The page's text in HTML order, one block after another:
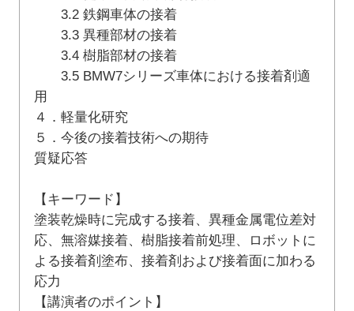
3.2 鉄鋼車体の接着
3.3 異種部材の接着
3.4 樹脂部材の接着
3.5 BMW7シリーズ車体における接着剤適
用
４．軽量化研究
５．今後の接着技術への期待
質疑応答
【キーワード】
塗装乾燥時に完成する接着、異種金属電位差対
応、無溶媒接着、樹脂接着前処理、ロボットに
よる接着剤塗布、接着剤および接着面に加わる
応力
【講演者のポイント】